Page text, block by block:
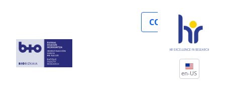
COLLABORATE
en-US